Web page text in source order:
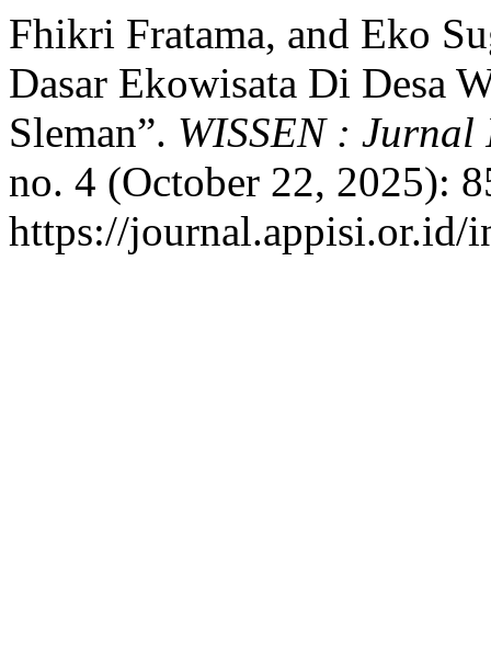
Fhikri Fratama, and Eko
Dasar Ekowisata Di Desa
Sleman”. WISSEN :
no. 4 (October 22, 2025):
https://journal.appisi.or.id/